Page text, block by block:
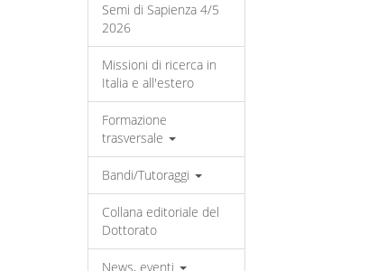
Semi di Sapienza 4/5
2026
Missioni di ricerca in
Italia e all'estero
Formazione
trasversale
Bandi/Tutoraggi
Collana editoriale del
Dottorato
News, eventi